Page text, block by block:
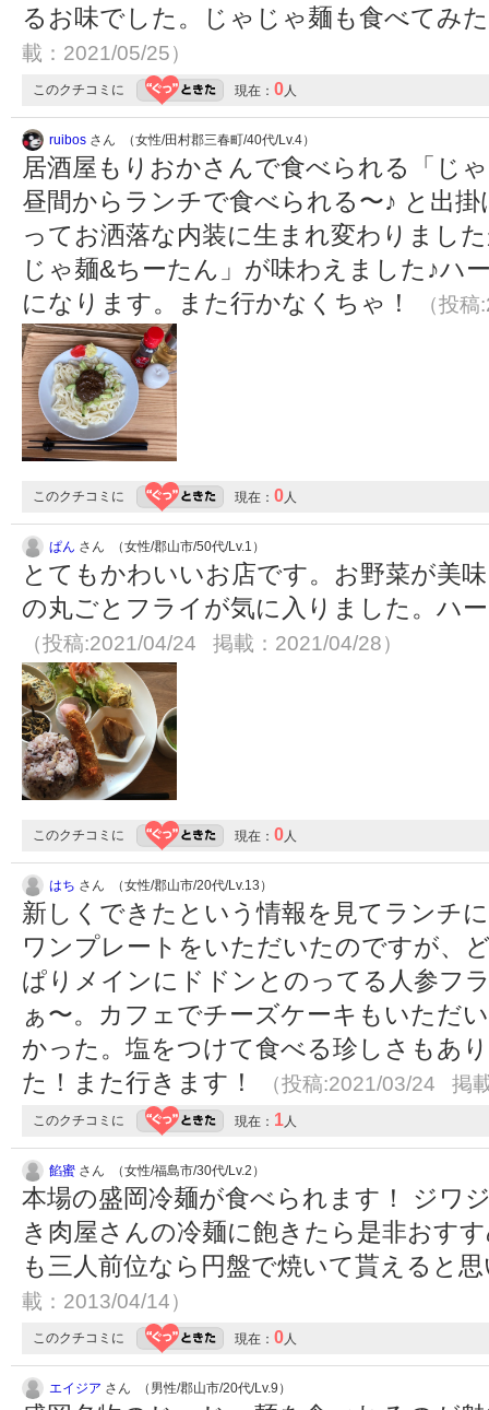
るお味でした。じゃじゃ麺も食べてみ
載：2021/05/25）
このクチコミに 現在： 0人
ruibos さん （女性/田村郡三春町/40代/Lv.4）
居酒屋もりおかさんで食べられる「じ
昼間からランチで食べられる〜♪ と出
ってお洒落な内装に生まれ変わりまし
じゃ麺&ちーたん」が味わえました♪ハ
になります。また行かなくちゃ！
（投
このクチコミに 現在： 0人
ぱん さん （女性/郡山市/50代/Lv.1）
とてもかわいいお店です。お野菜が美
の丸ごとフライが気に入りました。ハ
（投稿:2021/04/24 掲載：2021/04/28）
このクチコミに 現在： 0人
はち さん （女性/郡山市/20代/Lv.13）
新しくできたという情報を見てランチ
ワンプレートをいただいたのですが、
ぱりメインにドドンとのってる人参フ
ぁ〜。カフェでチーズケーキもいただ
かった。塩をつけて食べる珍しさもあ
た！また行きます！
（投稿:2021/03/24 掲
このクチコミに 現在： 1人
餡蜜 さん （女性/福島市/30代/Lv.2）
本場の盛岡冷麺が食べられます！ ジワ
き肉屋さんの冷麺に飽きたら是非おす
も三人前位なら円盤で焼いて貰えると
載：2013/04/14）
このクチコミに 現在： 0人
エイジア さん （男性/郡山市/20代/Lv.9）